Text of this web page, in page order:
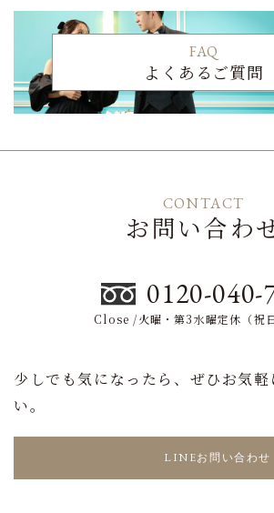
FAQ
よくあるご質問
CONTACT
お問い合わ
0120-040-
Close /火曜・第3水曜定休（祝日
少しでも気になったら、ぜひお気軽
い。
LINEお問い合わせ